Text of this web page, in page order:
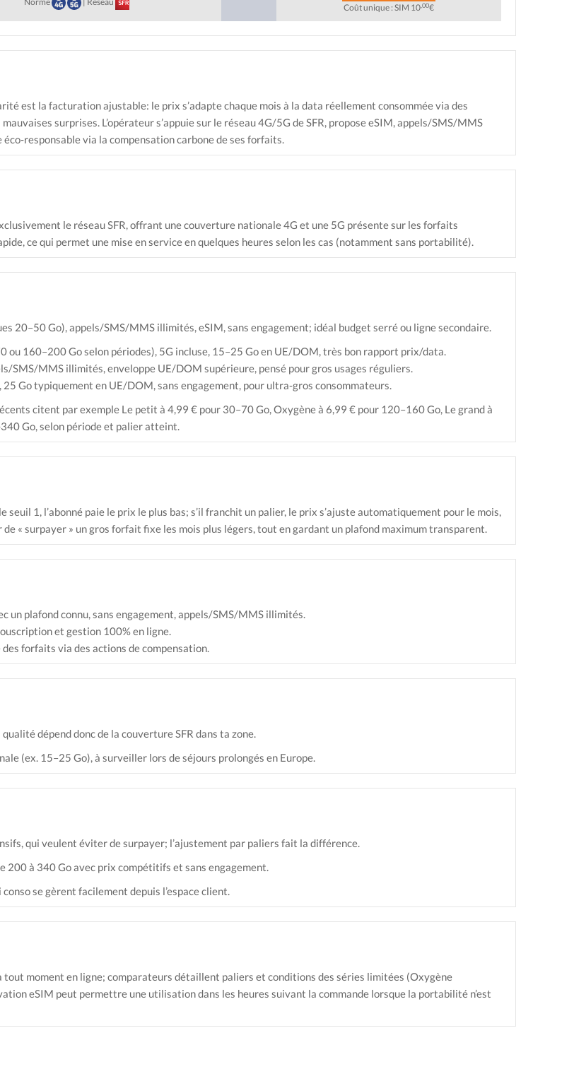
Coût unique : SIM 10,00€
est la facturation ajustable: le prix s’adapte chaque mois à la data réellement consommée via des
surprises. L’opérateur s’appuie sur le réseau 4G/5G de SFR, propose eSIM, appels/SMS/MMS
via la compensation carbone de ses forfaits.
le réseau SFR, offrant une couverture nationale 4G et une 5G présente sur les forfaits
ce qui permet une mise en service en quelques heures selon les cas (notamment sans portabilité).
20–50 Go), appels/SMS/MMS illimités, eSIM, sans engagement; idéal budget serré ou ligne secondaire.
160–200 Go selon périodes), 5G incluse, 15–25 Go en UE/DOM, très bon rapport prix/data.
SMS/MMS illimités, enveloppe UE/DOM supérieure, pensé pour gros usages réguliers.
Go typiquement en UE/DOM, sans engagement, pour ultra‑gros consommateurs.
citent par exemple Le petit à 4,99 € pour 30–70 Go, Oxygène à 6,99 € pour 120–160 Go, Le grand à
Go, selon période et palier atteint.
1, l’abonné paie le prix le plus bas; s’il franchit un palier, le prix s’ajuste automatiquement pour le mois,
« surpayer » un gros forfait fixe les mois plus légers, tout en gardant un plafond maximum transparent.
un plafond connu, sans engagement, appels/SMS/MMS illimités.
et gestion 100% en ligne.
forfaits via des actions de compensation.
dépend donc de la couverture SFR dans ta zone.​
(ex. 15–25 Go), à surveiller lors de séjours prolongés en Europe.
qui veulent éviter de surpayer; l’ajustement par paliers fait la différence.
à 340 Go avec prix compétitifs et sans engagement.
se gèrent facilement depuis l’espace client.
moment en ligne; comparateurs détaillent paliers et conditions des séries limitées (Oxygène
eSIM peut permettre une utilisation dans les heures suivant la commande lorsque la portabilité n’est